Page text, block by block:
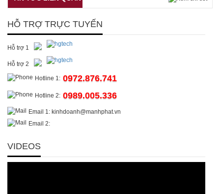
HỖ TRỢ TRỰC TUYẾN
Hỗ trợ 1
Hỗ trợ 2
Hotline 1: 0972.876.741
Hotline 2: 0989.005.336
Email 1: kinhdoanh@manhphat.vn
Email 2:
VIDEOS